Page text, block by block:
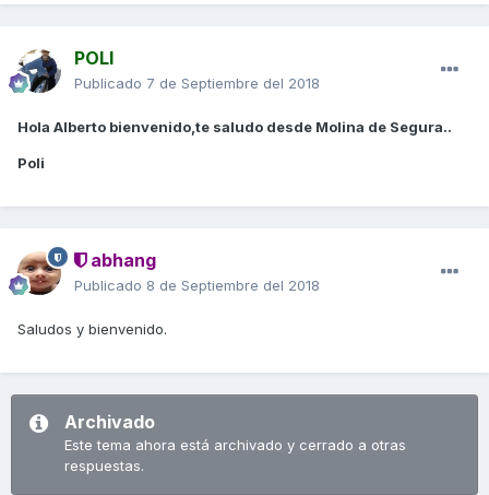
POLI
Publicado 7 de Septiembre del 2018
Hola Alberto bienvenido,te saludo desde Molina de Segura..
Poli
abhang
Publicado 8 de Septiembre del 2018
Saludos y bienvenido.
Archivado
Este tema ahora está archivado y cerrado a otras
respuestas.